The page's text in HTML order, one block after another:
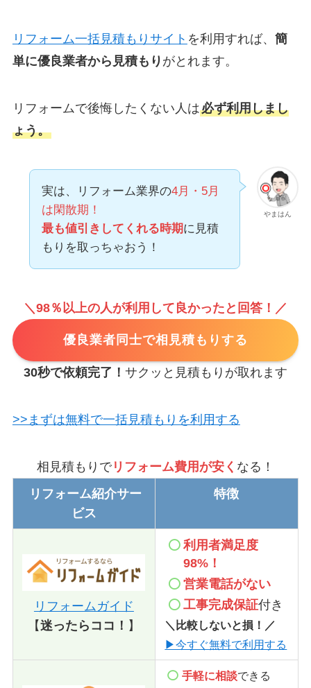
リフォーム一括見積もりサイト を利用すれば、 簡
単に優良業者から見積もり がとれます。
リフォームで後悔したくない人は必ず利用しまし
ょう。
やまはん
実は、リフォーム業界の4月・5月
は閑散期！
最も値引きしてくれる時期に見積
もりを取っちゃおう！
＼98％以上の人が利用して良かったと回答！／
優良業者同士で相見積もりする
30秒で依頼完了！ サクッと見積もりが取れます
>>まずは無料で一括見積もりを利用する
相見積もりでリフォーム費用が安く なる！
リフォーム紹介サー
ビス
特徴
リフォームガイド
【迷ったらココ！ 】
利用者満足度
98%！
営業電話がない
工事完成保証付き
＼比較しないと損！／
▶今すぐ無料で利用する
手軽に相談できる